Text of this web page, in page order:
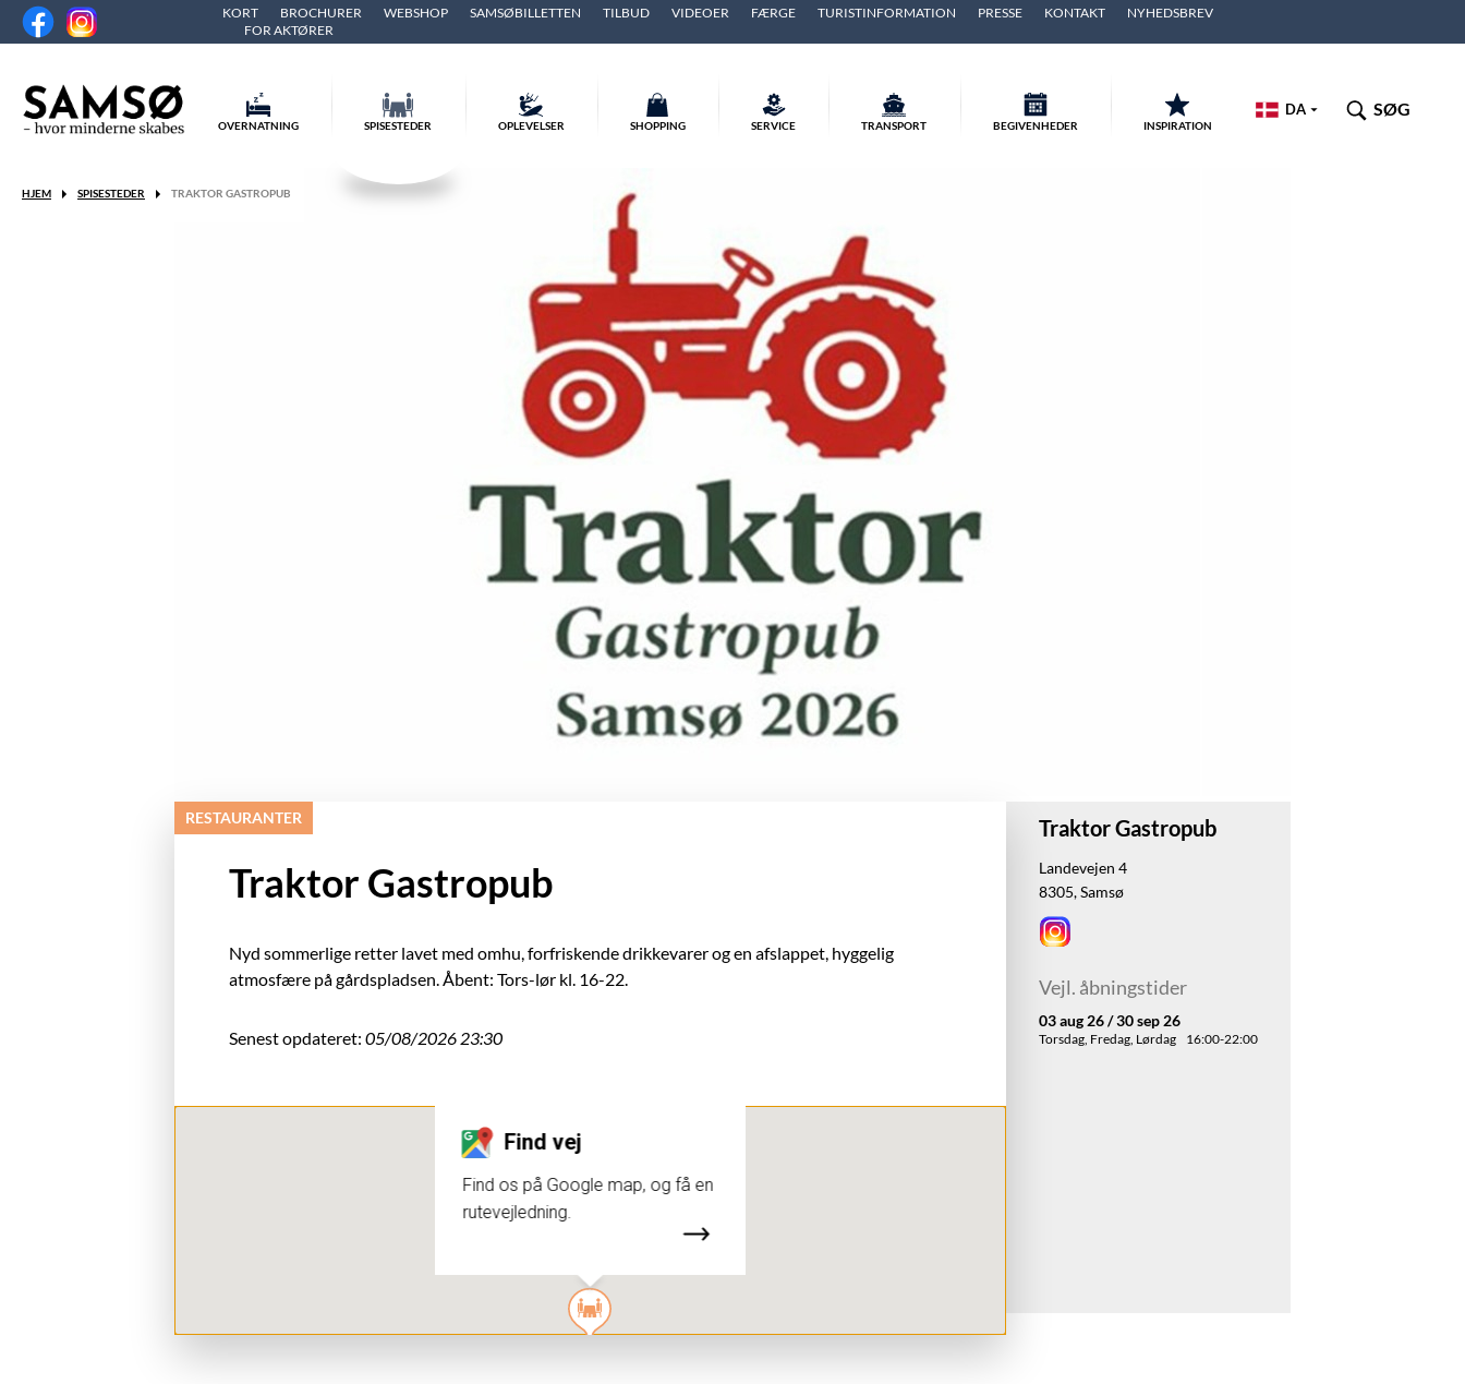
KORT BROCHURER WEBSHOP SAMSØBILLETTEN TILBUD VIDEOER FÆRGE TURISTINFORMATION PRESSE KONTAKT
NYHEDSBREV
FOR AKTØRER
DA SØG
OVERNATNING SPISESTEDER OPLEVELSER SHOPPING SERVICE TRANSPORT BEGIVENHEDER INSPIRATION
HJEM SPISESTEDER TRAKTOR GASTROPUB
RESTAURANTER
Traktor Gastropub
Nyd sommerlige retter lavet med omhu, forfriskende drikkevarer og en afslappet, hyggelig
atmosfære på gårdspladsen. Åbent: Tors-lør kl. 16-22.
Senest opdateret: 05/08/2026 23:30
Find vej
Find os på Google map, og få en
rutevejledning.
Traktor Gastropub
Landevejen 4
8305, Samsø
Vejl. åbningstider
03 aug 26 / 30 sep 26
Torsdag, Fredag, Lørdag 16:00-22:00